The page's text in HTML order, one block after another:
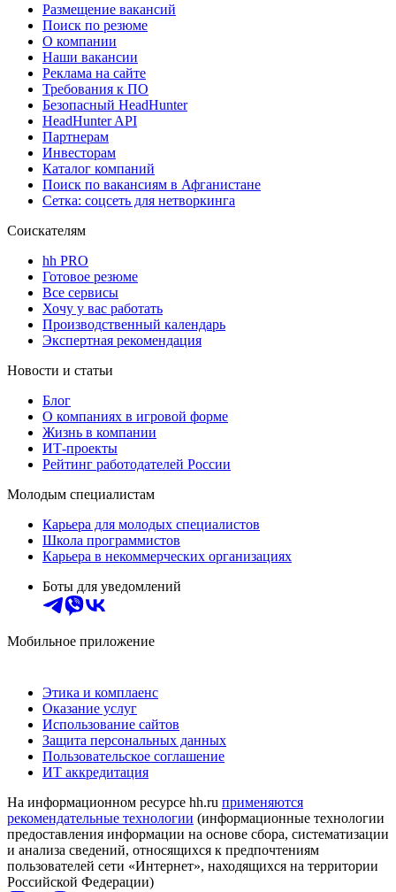
Размещение вакансий
Поиск по резюме
О компании
Наши вакансии
Реклама на сайте
Требования к ПО
Безопасный HeadHunter
HeadHunter API
Партнерам
Инвесторам
Каталог компаний
Поиск по вакансиям в Афганистане
Сетка: соцсеть для нетворкинга
Соискателям
hh PRO
Готовое резюме
Все сервисы
Хочу у вас работать
Производственный календарь
Экспертная рекомендация
Новости и статьи
Блог
О компаниях в игровой форме
Жизнь в компании
ИТ-проекты
Рейтинг работодателей России
Молодым специалистам
Карьера для молодых специалистов
Школа программистов
Карьера в некоммерческих организациях
Боты для уведомлений
Мобильное приложение
Этика и комплаенс
Оказание услуг
Использование сайтов
Защита персональных данных
Пользовательское соглашение
ИТ аккредитация
На информационном ресурсе hh.ru применяются
рекомендательные технологии (информационные технологии
предоставления информации на основе сбора, систематизации
и анализа сведений, относящихся к предпочтениям
пользователей сети «Интернет», находящихся на территории
Российской Федерации)